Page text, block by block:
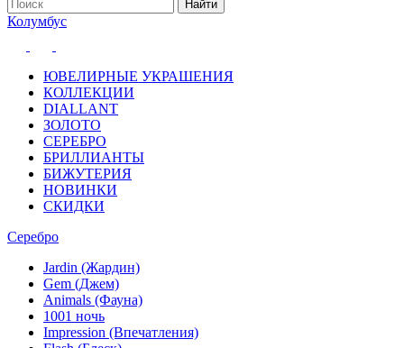
Колумбус
ЮВЕЛИРНЫЕ УКРАШЕНИЯ
КОЛЛЕКЦИИ
DIALLANT
ЗОЛОТО
СЕРЕБРО
БРИЛЛИАНТЫ
БИЖУТЕРИЯ
НОВИНКИ
СКИДКИ
Серебро
Jardin (Жардин)
Gem (Джем)
Animals (Фауна)
1001 ночь
Impression (Впечатления)